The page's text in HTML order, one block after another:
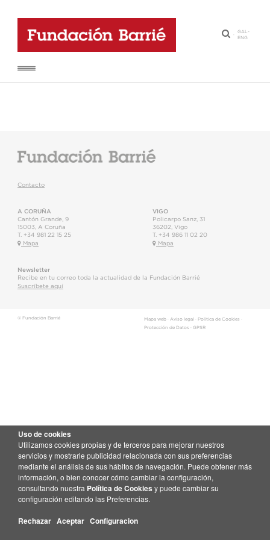
·
GAL-
ENG
Contacto
A CORUÑA
Cantón Grande, 9
15003
A Coruña
T. +34 981 22 15 25
Mapa
VIGO
Policarpo Sanz, 31
36202 Vigo
T. +34 986 11 02 20
Mapa
Newsletter
Recibe en tu correo toda la actualidad de la Fundación Barrié
Suscríbete aquí
© Fundación Barrié Mapa web· Aviso legal · Política de Cookies ·
Protección de Datos · GPSR
Uso de cookies
Utilizamos cookies propias y de terceros para mejorar nuestros
servicios y mostrarle publicidad relacionada con sus preferencias
mediante el análisis de sus hábitos de navegación. Puede obtener más
información, o bien conocer cómo cambiar la configuración,
consultando nuestra Política de Cookies y puede cambiar su
configuración editando las Preferencias.
Rechazar Aceptar Configuracion